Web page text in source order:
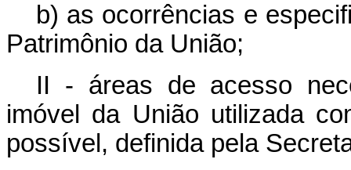
b) as ocorrências e
Patrimônio da União;
II - áreas de acesso
imóvel da União utilizada
possível, definida pela